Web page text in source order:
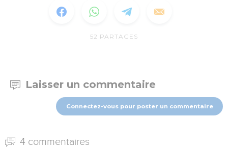
52 PARTAGES
Laisser un commentaire
Connectez-vous pour poster un commentaire
4 commentaires